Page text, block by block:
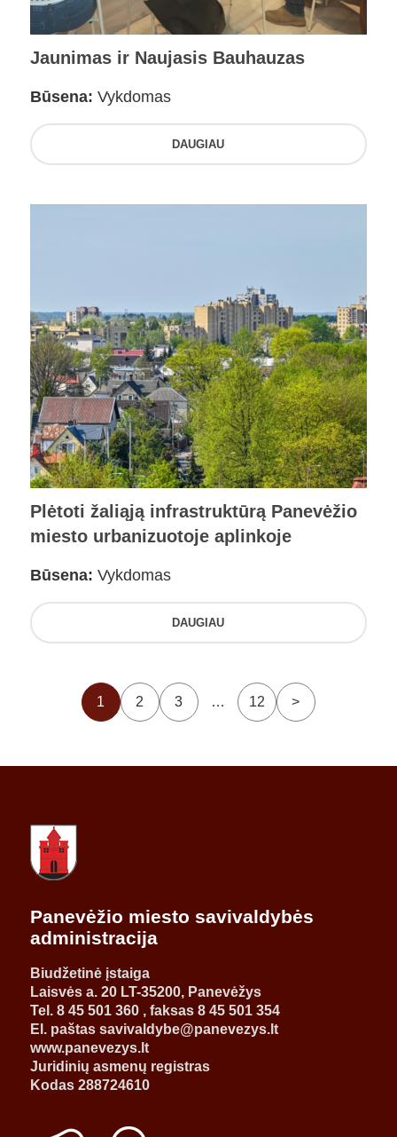
Jaunimas ir Naujasis Bauhauzas
Būsena: Vykdomas
DAUGIAU
Plėtoti žaliąją infrastruktūrą Panevėžio
miesto urbanizuotoje aplinkoje
Būsena: Vykdomas
DAUGIAU
1 2 3 … 12 >
Panevėžio miesto savivaldybės
administracija
Biudžetinė įstaiga
Laisvės a. 20 LT-35200, Panevėžys
Tel. 8 45 501 360 , faksas 8 45 501 354
El. paštas savivaldybe@panevezys.lt
www.panevezys.lt
Juridinių asmenų registras
Kodas 288724610